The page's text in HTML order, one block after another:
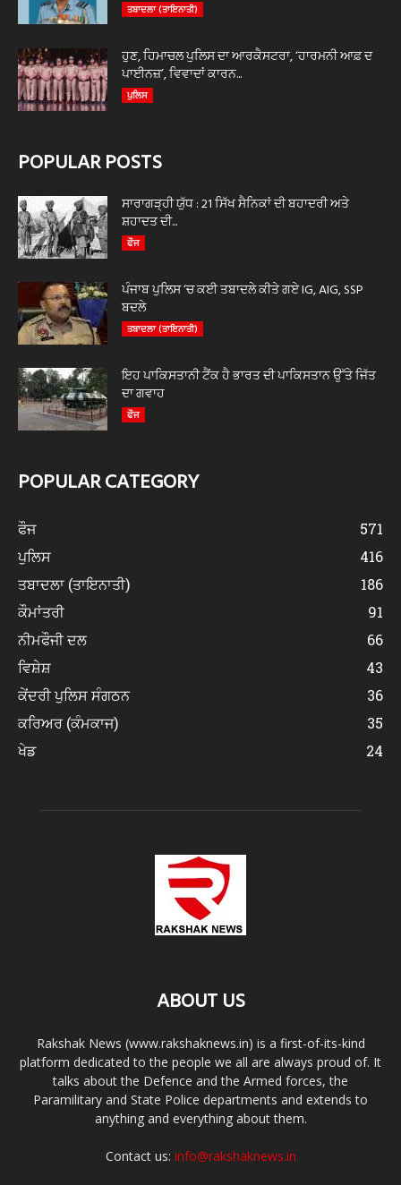
ਤਬਾਦਲਾ (ਤਾਇਨਾਤੀ)
ਹੁਣ, ਹਿਮਾਚਲ ਪੁਲਿਸ ਦਾ ਆਰਕੈਸਟਰਾ, ‘ਹਾਰਮਨੀ ਆਫ਼ ਦ
ਪਾਈਨਜ਼’, ਵਿਵਾਦਾਂ ਕਾਰਨ...
ਪੁਲਿਸ
POPULAR POSTS
ਸਾਰਾਗੜ੍ਹੀ ਯੁੱਧ : 21 ਸਿੱਖ ਸੈਨਿਕਾਂ ਦੀ ਬਹਾਦਰੀ ਅਤੇ
ਸ਼ਹਾਦਤ ਦੀ...
ਫੌਜ
ਪੰਜਾਬ ਪੁਲਿਸ ‘ਚ ਕਈ ਤਬਾਦਲੇ ਕੀਤੇ ਗਏ IG, AIG, SSP
ਬਦਲੇ
ਤਬਾਦਲਾ (ਤਾਇਨਾਤੀ)
ਇਹ ਪਾਕਿਸਤਾਨੀ ਟੈਂਕ ਹੈ ਭਾਰਤ ਦੀ ਪਾਕਿਸਤਾਨ ਉੱਤੇ ਜਿੱਤ
ਦਾ ਗਵਾਹ
ਫੌਜ
POPULAR CATEGORY
ਫੌਜ
571
ਪੁਲਿਸ
416
ਤਬਾਦਲਾ (ਤਾਇਨਾਤੀ)
186
ਕੌਮਾਂਤਰੀ
91
ਨੀਮਫੌਜੀ ਦਲ
66
ਵਿਸ਼ੇਸ਼
43
ਕੇਂਦਰੀ ਪੁਲਿਸ ਸੰਗਠਨ
36
ਕਰਿਅਰ (ਕੰਮਕਾਜ)
35
ਖੇਡ
24
ABOUT US
Rakshak News (www.rakshaknews.in) is a first-of-its-kind
platform dedicated to the people we all are always proud of. It
talks about the Defence and the Armed forces, the
Paramilitary and State Police departments and extends to
anything and everything about them.
Contact us: info@rakshaknews.in